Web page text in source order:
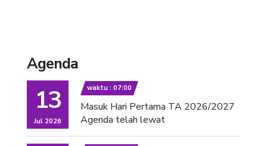
Agenda
13
Jul 2026
waktu : 07:00
Masuk Hari Pertama TA 2026/2027
Agenda telah lewat